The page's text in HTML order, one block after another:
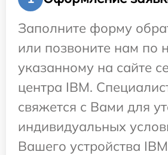
Заполните форму
или позвоните нам по
указанному на сайте
центра IBM.
свяжется с Вами для
индивидуальных
Вашего устройства